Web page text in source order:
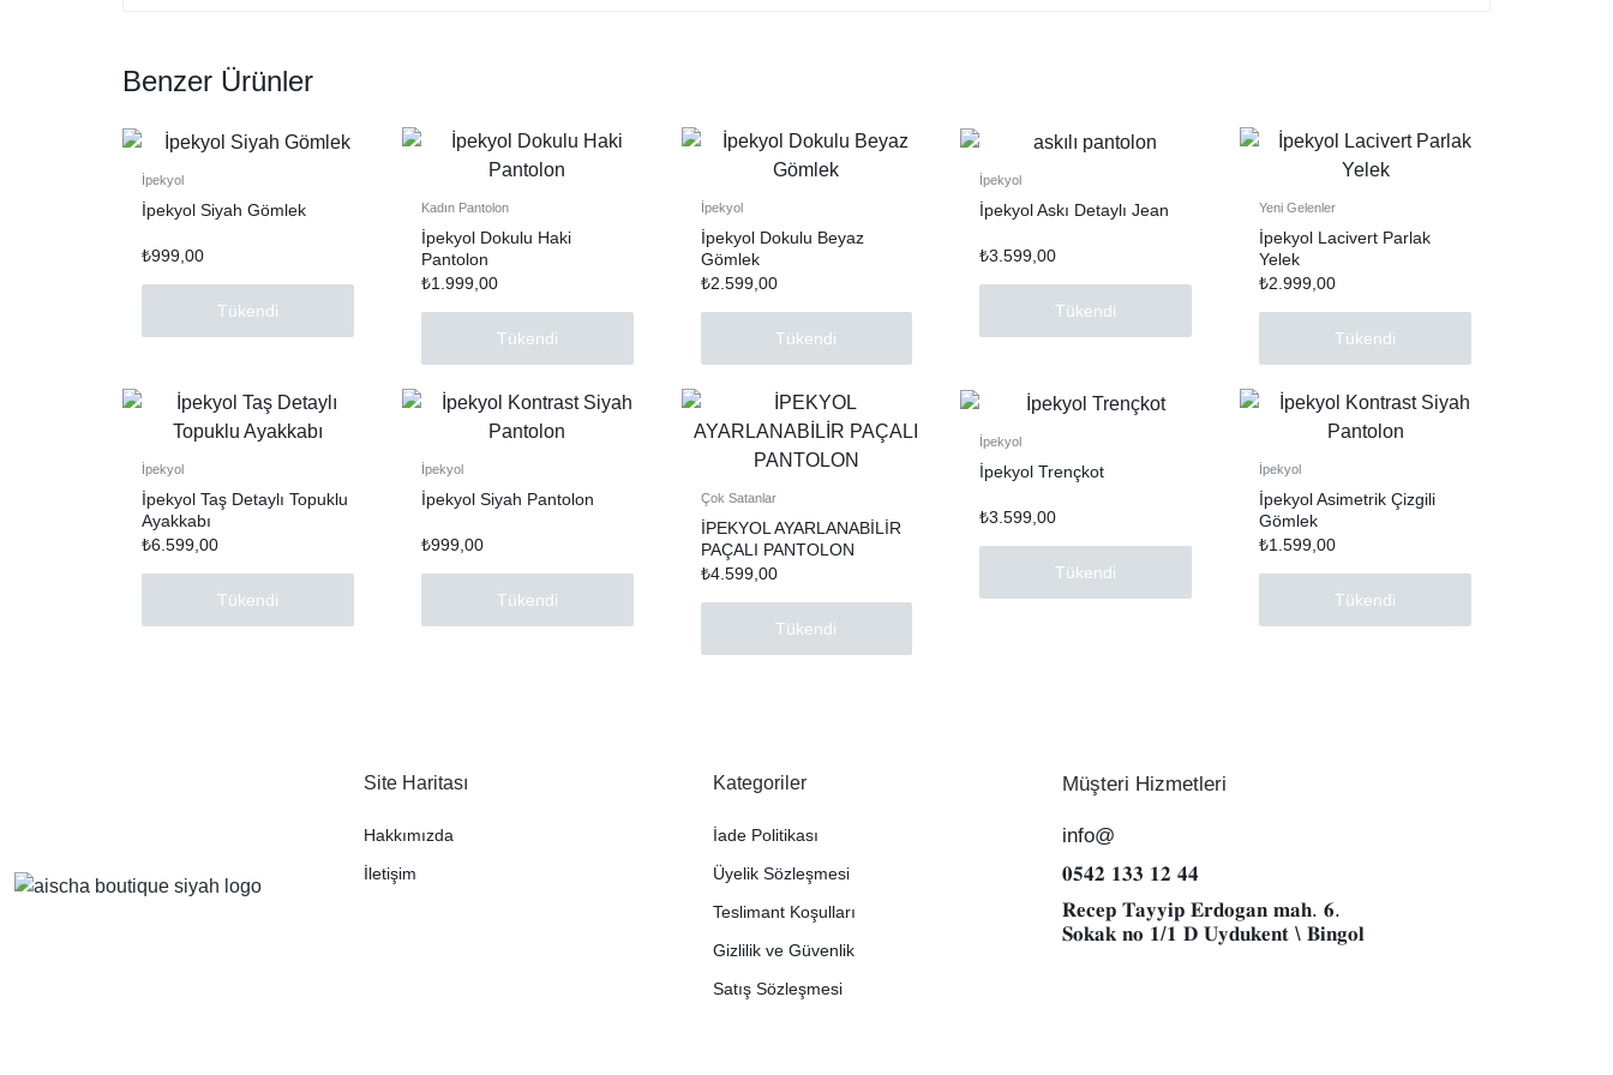
Benzer Ürünler
İpekyol
İpekyol Siyah Gömlek
₺999,00
Tükendi
Kadın Pantolon
İpekyol Dokulu Haki
Pantolon
₺1.999,00
Tükendi
İpekyol
İpekyol Dokulu Beyaz
Gömlek
₺2.599,00
Tükendi
İpekyol
İpekyol Askı Detaylı Jean
₺3.599,00
Tükendi
Yeni Gelenler
İpekyol Lacivert Parlak
Yelek
₺2.999,00
Tükendi
İpekyol
İpekyol Taş Detaylı Topuklu
Ayakkabı
₺6.599,00
Tükendi
İpekyol
İpekyol Siyah Pantolon
₺999,00
Tükendi
Çok Satanlar
İPEKYOL AYARLANABİLİR
PAÇALI PANTOLON
₺4.599,00
Tükendi
İpekyol
İpekyol Trençkot
₺3.599,00
Tükendi
İpekyol
İpekyol Asimetrik Çizgili
Gömlek
₺1.599,00
Tükendi
Site Haritası
Hakkımızda
İletişim
Kategoriler
İade Politikası
Üyelik Sözleşmesi
Teslimant Koşulları
Gizlilik ve Güvenlik
Satış Sözleşmesi
Müşteri Hizmetleri
info@
𝟎𝟓𝟒𝟐 𝟏𝟑𝟑 𝟏𝟐 𝟒𝟒
𝐑𝐞𝐜𝐞𝐩 𝐓𝐚𝐲𝐲𝐢𝐩 𝐄𝐫𝐝𝐨𝐠𝐚𝐧 𝐦𝐚𝐡. 𝟔.
𝐒𝐨𝐤𝐚𝐤 𝐧𝐨 𝟏/𝟏 𝐃 𝐔𝐲𝐝𝐮𝐤𝐞𝐧𝐭 \ 𝐁𝐢𝐧𝐠𝐨𝐥